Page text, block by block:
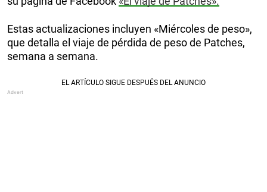
Estas actualizaciones incluyen «Miércoles de peso»,
que detalla el viaje de pérdida de peso de Patches,
semana a semana.